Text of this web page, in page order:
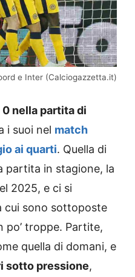
e Inter (Calciogazzetta.it)
nella partita di
i suoi nel match
ai quarti. Quella di
partita in stagione, la
2025, e ci si
cui sono sottoposte
po’ troppe. Partite,
quella di domani, e
sotto pressione,